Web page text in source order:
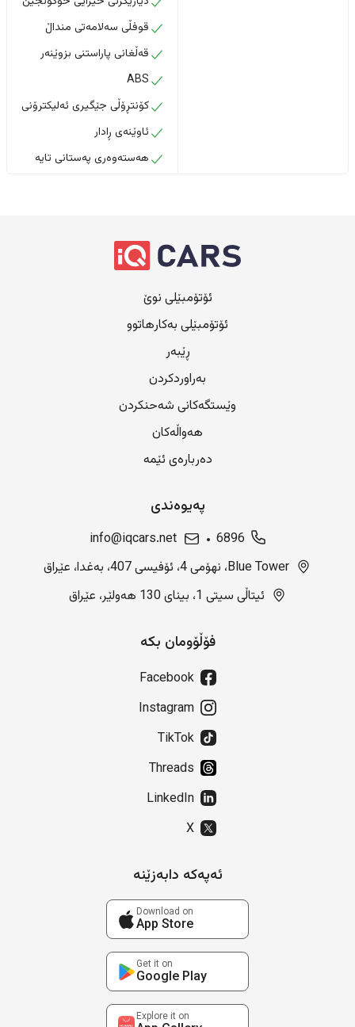
قوفڵی سەلامەتی منداڵ
قەڵغانی پاراستنی بزوێنەر
ABS
کۆنتڕۆڵی جێگیری ئەلیکترۆنی
ئاوێنەی ڕادار
هەستەوەری پەستانی تایە
ئۆتۆمبێلی نوێ
ئۆتۆمبێلی بەکارهاتوو
ڕێبەر
بەراوردکردن
وێستگەکانی شەحنکردن
هەواڵەکان
دەربارەی ئێمە
پەیوەندی
6896
info@iqcars.net
Blue Tower، نهۆمی 4، ئۆفیسی 407، بەغدا، عێراق
ئیتاڵی سیتی 1، بینای 130 هەولێر، عێراق
فۆڵۆومان بکە
Facebook
Instagram
TikTok
Threads
LinkedIn
X
ئەپەکە دابەزێنە
Download on
App Store
Get it on
Google Play
Explore it on